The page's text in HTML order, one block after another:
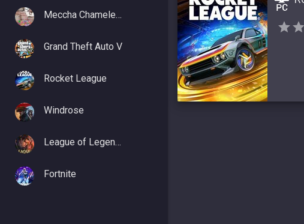
Meccha Chameleon
Grand Theft Auto V
Rocket League
Windrose
League of Legends
Fortnite